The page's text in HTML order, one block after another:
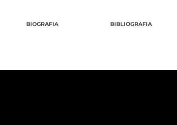
BIOGRAFIA BIBLIOGRAFIA